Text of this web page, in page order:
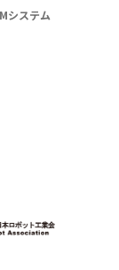
システム